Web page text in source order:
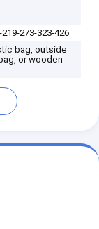
273-323-426
bag, outside
or wooden